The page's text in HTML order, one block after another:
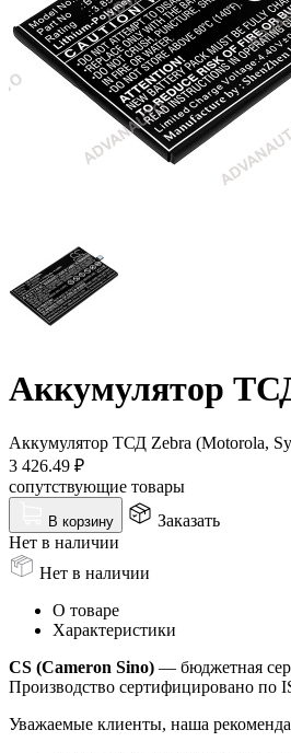
Аккумулятор
Аккумулятор ТСД Zebra (Motorola,
3 426.49 ₽
сопутствующие товары
В корзину
Заказать
Нет в наличии
Нет в наличии
О товаре
Характеристики
CS (Cameron Sino) — бюджетная
Производство сертифицировано по
Уважаемые клиенты, наша